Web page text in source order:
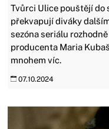
Tvůrci Ulice pouštějí do
překvapují diváky
sezóna seriálu
producenta Maria
mnohem víc.
07.10.2024